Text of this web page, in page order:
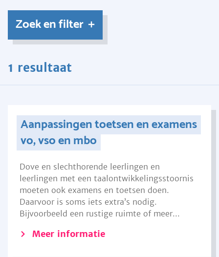
Zoek en filter
1 resultaat
Aanpassingen toetsen en examens
vo, vso en mbo
Dove en slechthorende leerlingen en
leerlingen met een taalontwikkelingsstoornis
moeten ook examens en toetsen doen.
Daarvoor is soms iets extra’s nodig.
Bijvoorbeeld een rustige ruimte of meer...
Meer informatie